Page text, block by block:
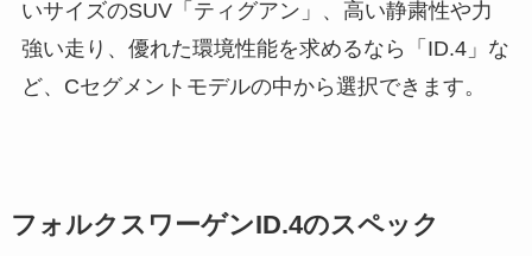
いサイズのSUV「ティグアン」、高い静粛性や力
強い走り、優れた環境性能を求めるなら「ID.4」な
ど、Cセグメントモデルの中から選択できます。
フォルクスワーゲンID.4のスペック